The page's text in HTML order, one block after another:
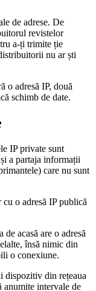
de adrese. De
revistelor
a-ți trimite ție
nu ar ști
o adresă IP, două
schimb de date.
IP private sunt
a partaja informații
care nu sunt
acasă are o adresă
însă nimic din
o conexiune.
dispozitiv din rețeaua
anumite intervale de